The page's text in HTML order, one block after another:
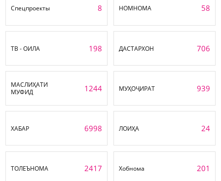
Спецпроекты 8 НОМНОМА 58
ТВ - ОИЛА 198 ДАСТАРХОН 706
МАСЛИҲАТИ
МУФИД
1244 МУҲОҶИРАТ 939
ХАБАР 6998 ЛОИҲА 24
ТОЛЕЪНОМА 2417 Хобнома 201